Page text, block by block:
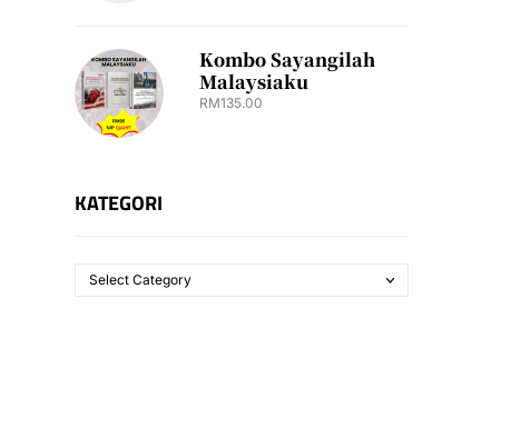
Kombo Sayangilah
Malaysiaku
RM135.00
KATEGORI